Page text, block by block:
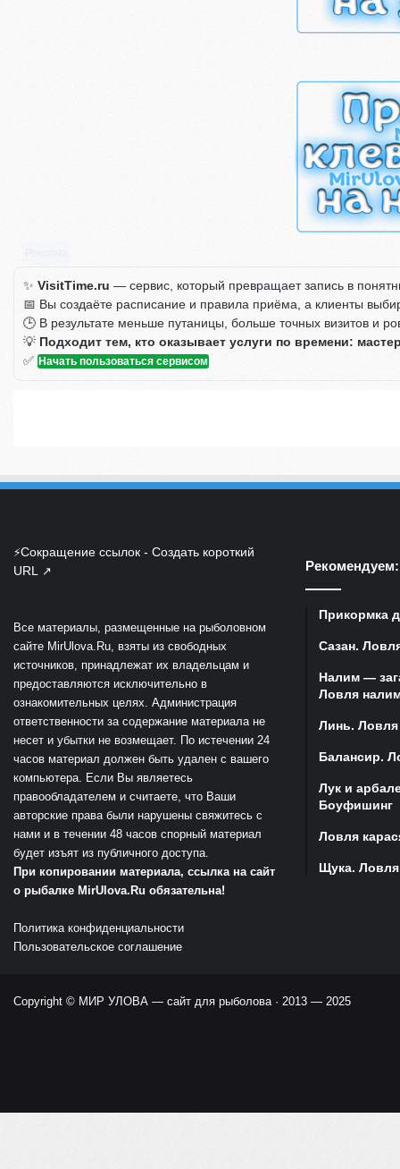
✨ VisitTime.ru — сервис, который превращает запись в
📅 Вы создаёте расписание и правила приёма, а клиенты
🕒 В результате меньше путаницы, больше точных визитов и
💡 Подходит тем, кто оказывает услуги по времени:
✅ Начать пользоваться сервисом
⚡Сокращение ссылок - Создать короткий
URL
↗
Все материалы, размещенные на рыболовном
сайте MirUlova.Ru, взяты из свободных
источников, принадлежат их владельцам и
предоставляются исключительно в
ознакомительных целях. Администрация
ответственности за содержание материала не
несет и убытки не возмещает. По истечении 24
часов материал должен быть удален с вашего
компьютера. Если Вы являетесь
правообладателем и считаете, что Ваши
авторские права были нарушены свяжитесь с
нами и в течении 48 часов спорный материал
будет изъят из публичного доступа.
При копировании материала, ссылка на сайт
о рыбалке MirUlova.Ru обязательна!
Политика конфиденциальности
Пользовательское соглашение
Рекомендуем:
Прикормка
Сазан.
Налим —
Ловля
Линь. Ловля
Балансир.
Лук и
Боуфишинг
Ловля
Щука.
Copyright © МИР УЛОВА — сайт для рыболова · 2013 — 2025